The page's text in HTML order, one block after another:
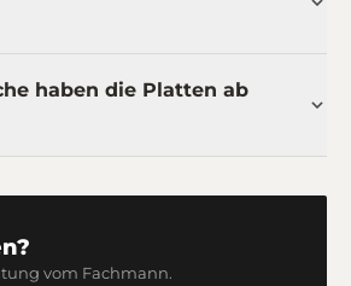
haben die Platten ab
vom Fachmann.